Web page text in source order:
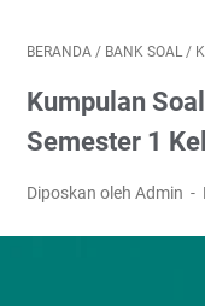
BERANDA / BANK SOAL /
Kumpulan
Semester 1
Diposkan oleh Admin